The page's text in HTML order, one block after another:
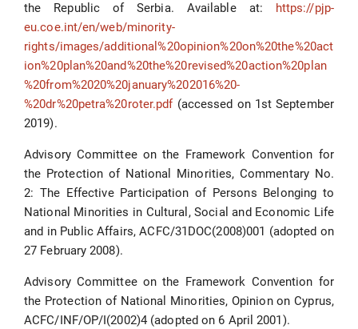
the Republic of Serbia. Available at: https://pjp-
eu.coe.int/en/web/minority-
rights/images/additional%20opinion%20on%20the%20act
ion%20plan%20and%20the%20revised%20action%20plan
%20from%2020%20january%202016%20-
%20dr%20petra%20roter.pdf(accessed on 1st September
2019).
Advisory Committee on the Framework Convention for
the Protection of National Minorities, Commentary No.
2: The Effective Participation of Persons Belonging to
National Minorities in Cultural, Social and Economic Life
and in Public Affairs, ACFC/31DOC(2008)001 (adopted on
27 February 2008).
Advisory Committee on the Framework Convention for
the Protection of National Minorities, Opinion on Cyprus,
ACFC/INF/OP/I(2002)4 (adopted on 6 April 2001).